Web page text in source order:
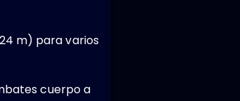
m) para varios
cuerpo a